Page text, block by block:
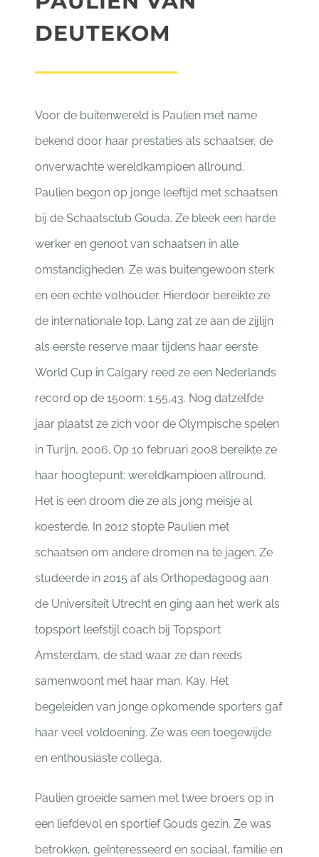
DEUTEKOM
Voor de buitenwereld is Paulien met name
bekend door haar prestaties als schaatser, de
onverwachte wereldkampioen allround.
Paulien begon op jonge leeftijd met schaatsen
bij de Schaatsclub Gouda. Ze bleek een harde
werker en genoot van schaatsen in alle
omstandigheden. Ze was buitengewoon sterk
en een echte volhouder. Hierdoor bereikte ze
de internationale top. Lang zat ze aan de zijlijn
als eerste reserve maar tijdens haar eerste
World Cup in Calgary reed ze een Nederlands
record op de 1500m: 1.55,43. Nog datzelfde
jaar plaatst ze zich voor de Olympische spelen
in Turijn, 2006. Op 10 februari 2008 bereikte ze
haar hoogtepunt: wereldkampioen allround.
Het is een droom die ze als jong meisje al
koesterde. In 2012 stopte Paulien met
schaatsen om andere dromen na te jagen. Ze
studeerde in 2015 af als Orthopedagoog aan
de Universiteit Utrecht en ging aan het werk als
topsport leefstijl coach bij Topsport
Amsterdam, de stad waar ze dan reeds
samenwoont met haar man, Kay. Het
begeleiden van jonge opkomende sporters gaf
haar veel voldoening. Ze was een toegewijde
en enthousiaste collega.
Paulien groeide samen met twee broers op in
een liefdevol en sportief Gouds gezin. Ze was
betrokken, geïnteresseerd en sociaal, familie en